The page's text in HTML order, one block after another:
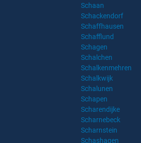
Schaan
Schackendorf
Schaffhausen
Schafflund
Schagen
Schalchen
Schalkenmehren
Schalkwijk
Schalunen
Schapen
Scharendijke
Scharnebeck
Scharnstein
Schashagen